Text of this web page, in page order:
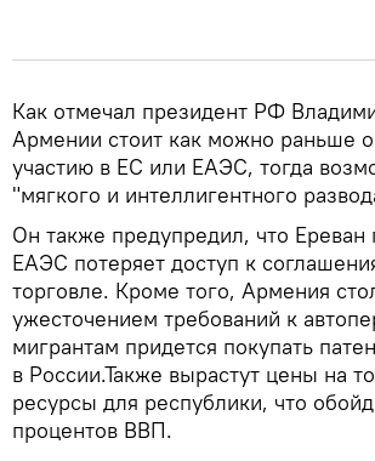
Как отмечал президент РФ
Армении стоит как можно раньше
участию в ЕС или ЕАЭС, тогда
"мягкого и интеллигентного
Он также предупредил, что Ереван
ЕАЭС потеряет доступ к
торговле. Кроме того, Армения
ужесточением требований к
мигрантам придется покупать
в России.Также вырастут цены на
ресурсы для республики, что
процентов ВВП.